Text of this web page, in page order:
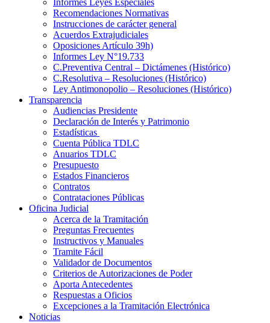
Informes Leyes Especiales
Recomendaciones Normativas
Instrucciones de carácter general
Acuerdos Extrajudiciales
Oposiciones Artículo 39h)
Informes Ley N°19.733
C.Preventiva Central – Dictámenes (Histórico)
C.Resolutiva – Resoluciones (Histórico)
Ley Antimonopolio – Resoluciones (Histórico)
Transparencia
Audiencias Presidente
Declaración de Interés y Patrimonio
Estadísticas
Cuenta Pública TDLC
Anuarios TDLC
Presupuesto
Estados Financieros
Contratos
Contrataciones Públicas
Oficina Judicial
Acerca de la Tramitación
Preguntas Frecuentes
Instructivos y Manuales
Tramite Fácil
Validador de Documentos
Criterios de Autorizaciones de Poder
Aporta Antecedentes
Respuestas a Oficios
Excepciones a la Tramitación Electrónica
Noticias